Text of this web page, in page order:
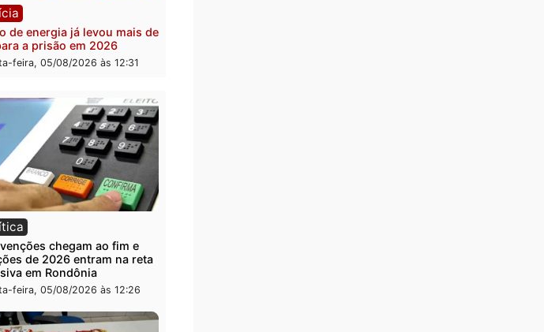
O dinheiro do crime: PF
apreende R$ 2 milhões em Porto
Velho e expõe esquema
quarta-feira, 05/08/2026 às 12:46
Polícia
Furto de energia já levou mais de
quarta-feira, 05/08/2026 às 12:31